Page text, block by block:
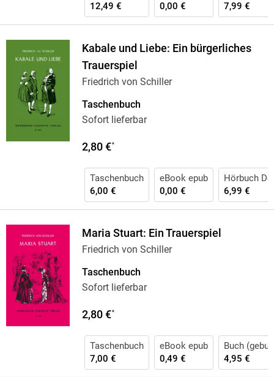
12,49 €
0,00 €
7,99 €
Kabale und Liebe: Ein bürgerliches
Trauerspiel
Friedrich von Schiller
Taschenbuch
Sofort lieferbar
2,80 €*
Taschenbuch
6,00 €
eBook epub
0,00 €
Hörbuch
6,99 €
Maria Stuart: Ein Trauerspiel
Friedrich von Schiller
Taschenbuch
Sofort lieferbar
2,80 €*
Taschenbuch
7,00 €
eBook epub
0,49 €
Buch
4,95 €